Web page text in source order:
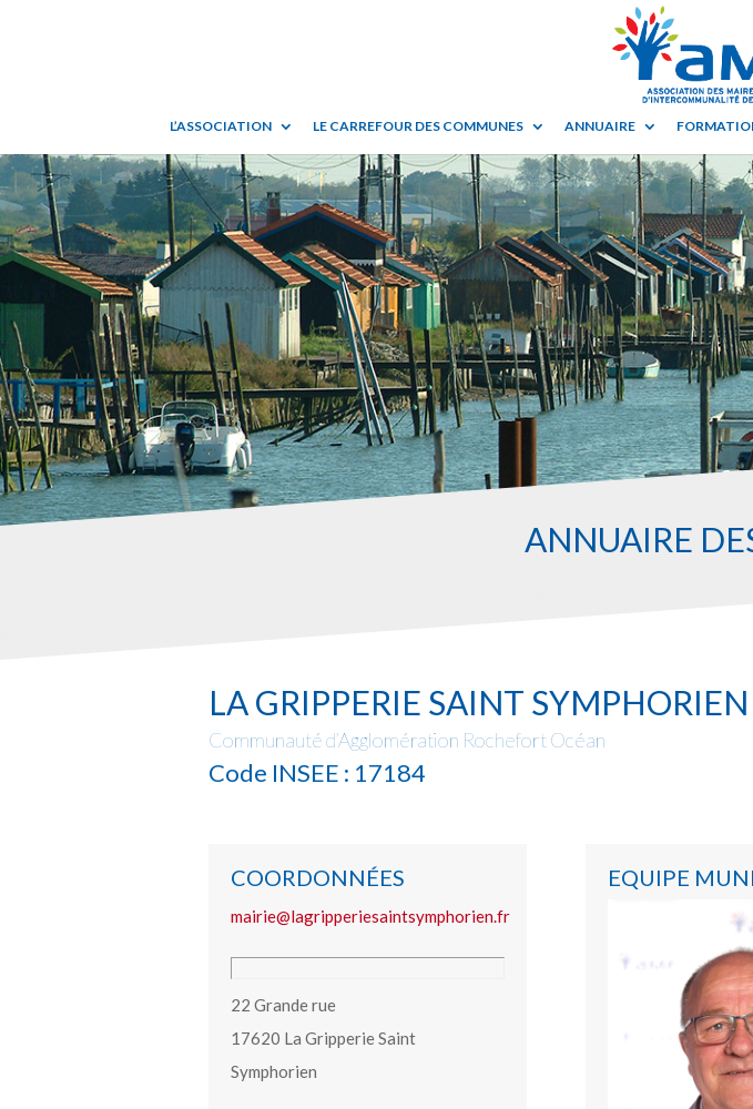
L’ASSOCIATION LE CARREFOUR DES COMMUNES ANNUAIRE
ANNUAIRE
LA GRIPPERIE SAINT SYMPHORIEN
Communauté d’Agglomération Rochefort Océan
Code INSEE : 17184
COORDONNÉES
mairie@lagripperiesaintsymphorien.fr
22 Grande rue
17620 La Gripperie Saint
Symphorien
EQUIPE